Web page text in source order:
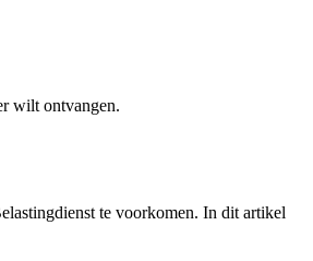
wilt ontvangen.
te voorkomen. In dit artikel